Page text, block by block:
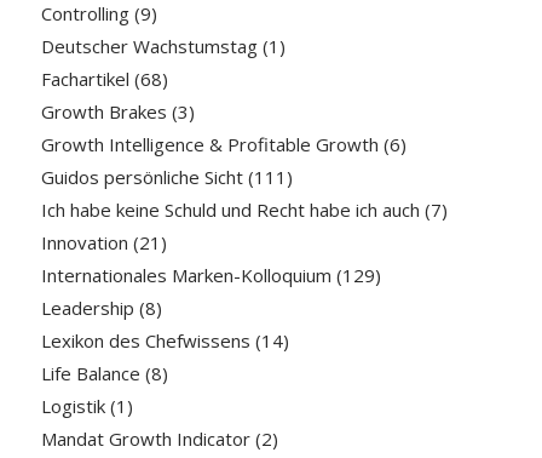
Controlling(9)
Deutscher Wachstumstag(1)
Fachartikel (68)
Growth Brakes (3)
Growth Intelligence & Profitable Growth (6)
Guidos persönliche Sicht(111)
Ich habe keine Schuld und Recht habe ich auch (7)
Innovation (21)
Internationales Marken-Kolloquium (129)
Leadership (8)
Lexikon des Chefwissens (14)
Life Balance (8)
Logistik(1)
Mandat Growth Indicator(2)